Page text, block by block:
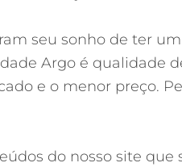
seu sonho de ter
Argo é qualidade
e o menor preço.
do nosso site que